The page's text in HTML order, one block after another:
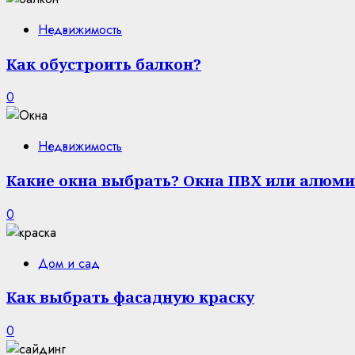
Недвижимость
Как обустроить балкон?
0
Недвижимость
Какие окна выбрать? Окна ПВХ или
0
Дом и сад
Как выбрать фасадную краску
0